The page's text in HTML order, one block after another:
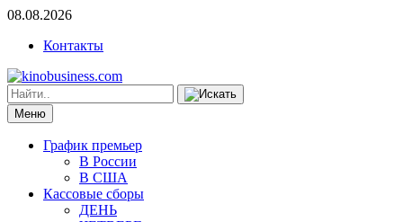
08.08.2026
Контакты
Меню
График премьер
В России
В США
Кассовые сборы
ДЕНЬ